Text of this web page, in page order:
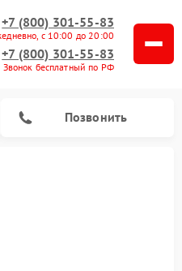
+7 (800) 301-55-83
с 10:00 до 20:00
+7 (800) 301-55-83
Звонок бесплатный по РФ
Позвонить